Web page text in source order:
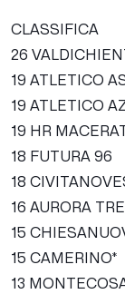
CLASSIFICA
26
19 ATLETICO
19 ATLETICO
19 HR
18 FUTURA 96
18
16 AURORA
15
15 CAMERINO*
13